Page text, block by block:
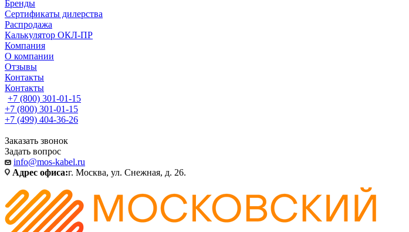
Бренды
Сертификаты дилерства
Распродажа
Калькулятор ОКЛ-ПР
Компания
О компании
Отзывы
Контакты
Контакты
+7 (800) 301-01-15
+7 (800) 301-01-15
+7 (499) 404-36-26
Заказать звонок
Задать вопрос
info@mos-kabel.ru
Адрес офиса:г. Москва, ул. Снежная, д. 26.